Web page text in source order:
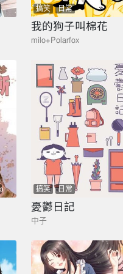
搞笑 日常
我的狗子叫棉花
milo+Polarfox
搞笑 日常
憂鬱日記
中子